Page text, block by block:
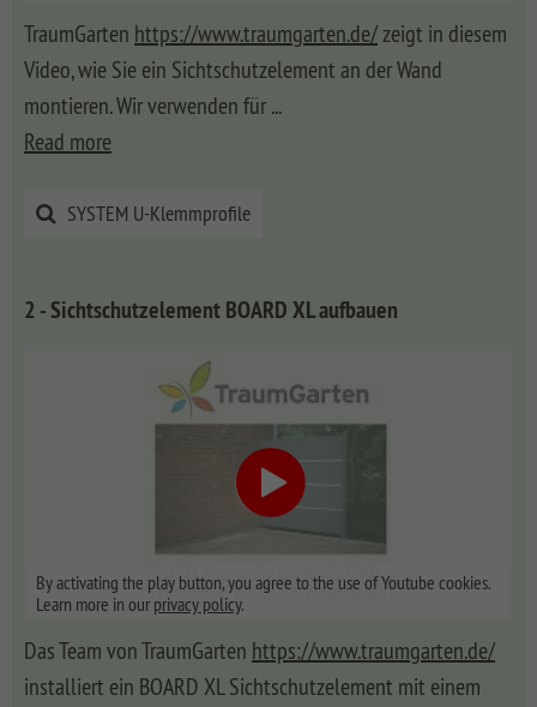
TraumGarten https://www.traumgarten.de/zeigt in diesem
Video, wie Sie ein Sichtschutzelement an der Wand
montieren. Wir verwenden für ...
Read more
SYSTEM U-Klemmprofile
2 - Sichtschutzelement BOARD XL aufbauen
By activating the play button, you agree to the use of Youtube cookies.
Learn more in our privacy policy.
Das Team von TraumGarten https://www.traumgarten.de/
installiert ein BOARD XL Sichtschutzelement mit einem